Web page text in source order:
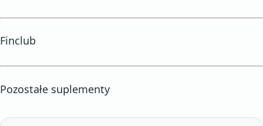
Finclub
Pozostałe suplementy